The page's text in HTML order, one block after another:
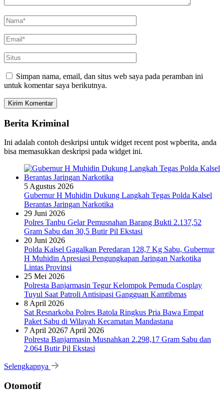
Simpan nama, email, dan situs web saya pada peramban ini
untuk komentar saya berikutnya.
Berita Kriminal
Ini adalah contoh deskripsi untuk widget recent post wpberita, anda
bisa memasukkan deskripsi pada widget ini.
5 Agustus 2026
Gubernur H Muhidin Dukung Langkah Tegas Polda Kalsel
Berantas Jaringan Narkotika
29 Juni 2026
Polres Tanbu Gelar Pemusnahan Barang Bukti 2.137,52
Gram Sabu dan 30,5 Butir Pil Ekstasi
20 Juni 2026
Polda Kalsel Gagalkan Peredaran 128,7 Kg Sabu, Gubernur
H Muhidin Apresiasi Pengungkapan Jaringan Narkotika
Lintas Provinsi
25 Mei 2026
Polresta Banjarmasin Tegur Kelompok Pemuda Cosplay
Tuyul Saat Patroli Antisipasi Gangguan Kamtibmas
8 April 2026
Sat Resnarkoba Polres Batola Ringkus Pria Bawa Empat
Paket Sabu di Wilayah Kecamatan Mandastana
7 April 20267 April 2026
Polresta Banjarmasin Musnahkan 2.298,17 Gram Sabu dan
2.064 Butir Pil Ekstasi
Selengkapnya
Otomotif